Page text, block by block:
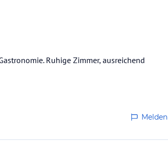
Ruhige Zimmer, ausreichend
Melden